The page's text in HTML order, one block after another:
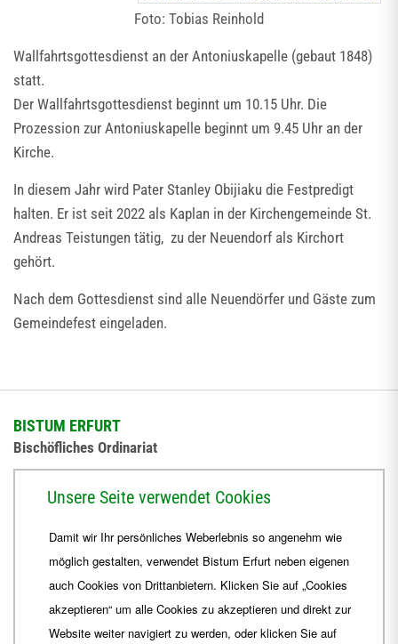
Foto: Tobias Reinhold
Wallfahrtsgottesdienst an der Antoniuskapelle (gebaut 1848)
statt.
Der Wallfahrtsgottesdienst beginnt um 10.15 Uhr. Die
Prozession zur Antoniuskapelle beginnt um 9.45 Uhr an der
Kirche.
In diesem Jahr wird Pater Stanley Obijiaku die Festpredigt
halten. Er ist seit 2022 als Kaplan in der Kirchengemeinde St.
Andreas Teistungen tätig, zu der Neuendorf als Kirchort
gehört.
Nach dem Gottesdienst sind alle Neuendörfer und Gäste zum
Gemeindefest eingeladen.
BISTUM ERFURT
Bischöfliches Ordinariat
+49 361 6572-444
E-Mail ordinariat@Bistum-Erfurt.de
Unsere Seite verwendet Cookies
Damit wir Ihr persönliches Weberlebnis so angenehm wie
möglich gestalten, verwendet Bistum Erfurt neben eigenen
auch Cookies von Drittanbietern. Klicken Sie auf „Cookies
akzeptieren“ um alle Cookies zu akzeptieren und direkt zur
Website weiter navigiert zu werden, oder klicken Sie auf